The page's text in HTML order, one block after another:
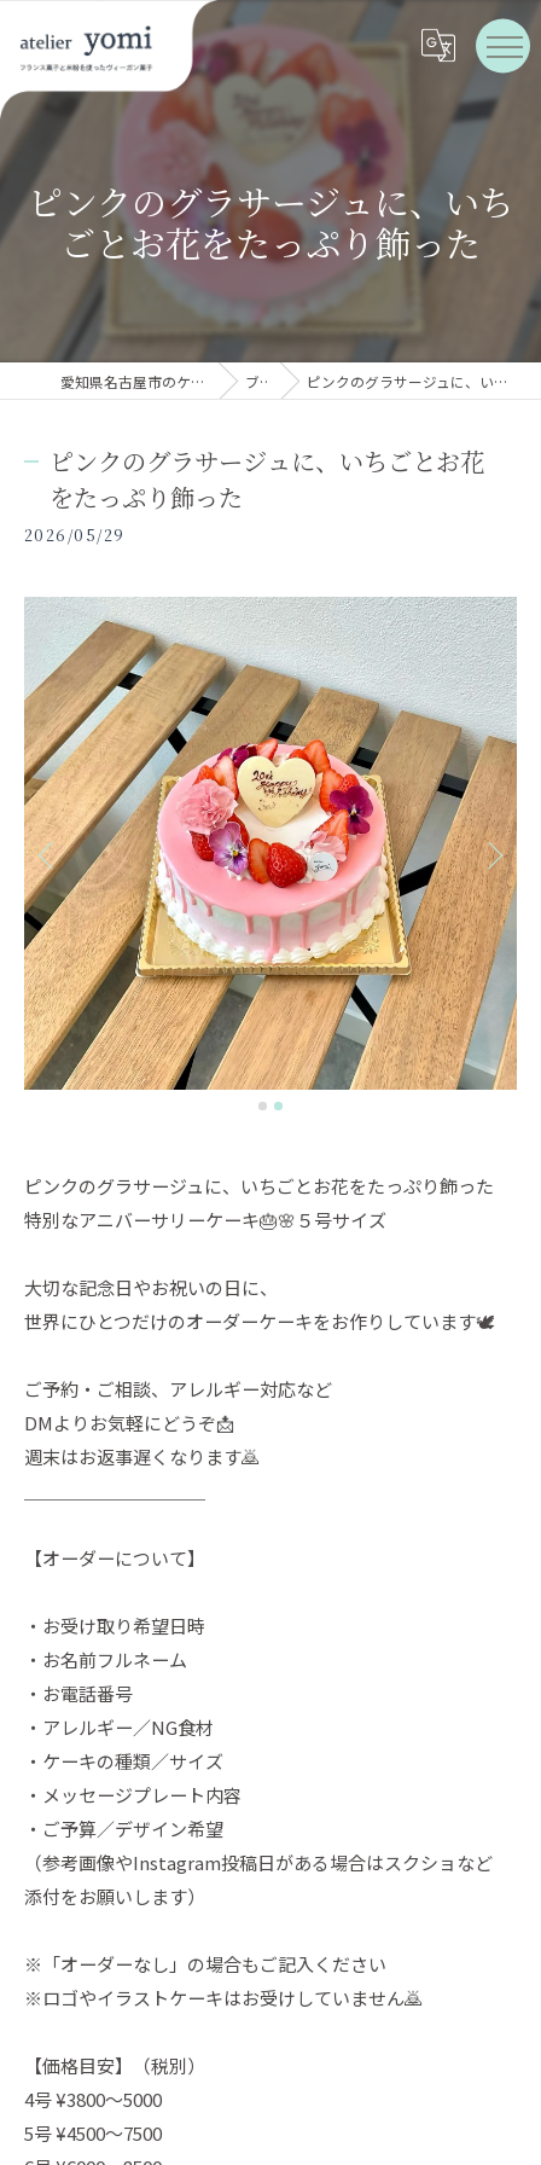
ピンクのグラサージュに、いち
ごとお花をたっぷり飾った
愛知県名古屋市のケーキならatelier yomi ブログ ピンクのグラサージュに、いちごとお花をたっぷり飾った
ピンクのグラサージュに、いちごとお花
をたっぷり飾った
2026/05/29
ピンクのグラサージュに、いちごとお花をたっぷり飾った
特別なアニバーサリーケーキ🎂🌸５号サイズ
大切な記念日やお祝いの日に、
世界にひとつだけのオーダーケーキをお作りしています🕊️
ご予約・ご相談、アレルギー対応など
DMよりお気軽にどうぞ📩
週末はお返事遅くなります🙇
【オーダーについて】
・お受け取り希望日時
・お名前フルネーム
・お電話番号
・アレルギー／NG食材
・ケーキの種類／サイズ
・メッセージプレート内容
・ご予算／デザイン希望
（参考画像やInstagram投稿日がある場合はスクショなど
添付をお願いします）
※「オーダーなし」の場合もご記入ください
※ロゴやイラストケーキはお受けしていません🙇
【価格目安】（税別）
4号 ¥3800〜5000
5号 ¥4500〜7500